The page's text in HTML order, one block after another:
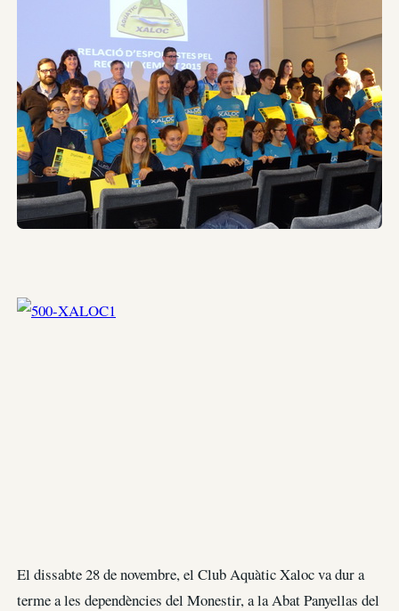
El dissabte 28 de novembre, el Club Aquàtic Xaloc va dur a
terme a les dependències del Monestir, a la Abat Panyellas del